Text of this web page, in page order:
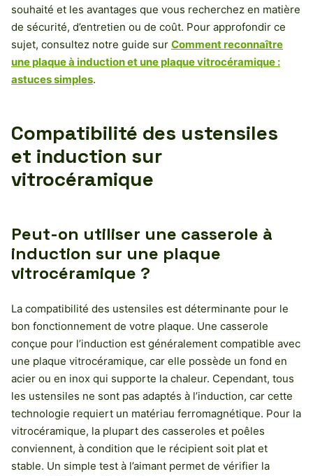
souhaité et les avantages que vous recherchez en matière
de sécurité, d’entretien ou de coût. Pour approfondir ce
sujet, consultez notre guide sur Comment reconnaître
une plaque à induction et une plaque vitrocéramique :
astuces simples.
Compatibilité des ustensiles
et induction sur
vitrocéramique
Peut-on utiliser une casserole à
induction sur une plaque
vitrocéramique ?
La compatibilité des ustensiles est déterminante pour le
bon fonctionnement de votre plaque. Une casserole
conçue pour l’induction est généralement compatible avec
une plaque vitrocéramique, car elle possède un fond en
acier ou en inox qui supporte la chaleur. Cependant, tous
les ustensiles ne sont pas adaptés à l’induction, car cette
technologie requiert un matériau ferromagnétique. Pour la
vitrocéramique, la plupart des casseroles et poêles
conviennent, à condition que le récipient soit plat et
stable. Un simple test à l’aimant permet de vérifier la